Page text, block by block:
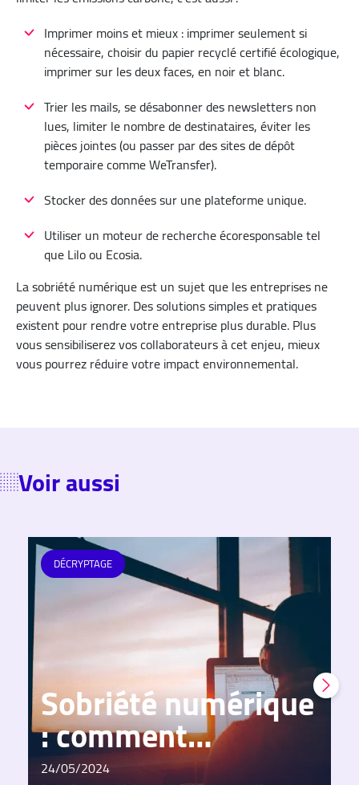
Imprimer moins et mieux : imprimer seulement si
nécessaire, choisir du papier recyclé certifié écologique,
imprimer sur les deux faces, en noir et blanc.
Trier les mails, se désabonner des newsletters non
lues, limiter le nombre de destinataires, éviter les
pièces jointes (ou passer par des sites de dépôt
temporaire comme WeTransfer).
Stocker des données sur une plateforme unique.
Utiliser un moteur de recherche écoresponsable tel
que Lilo ou Ecosia.
La sobriété numérique est un sujet que les entreprises ne
peuvent plus ignorer. Des solutions simples et pratiques
existent pour rendre votre entreprise plus durable. Plus
vous sensibiliserez vos collaborateurs à cet enjeu, mieux
vous pourrez réduire votre impact environnemental.
Voir aussi
DÉCRYPTAGE
Sobriété numérique
: comment
l’appliquer en
24/05/2024